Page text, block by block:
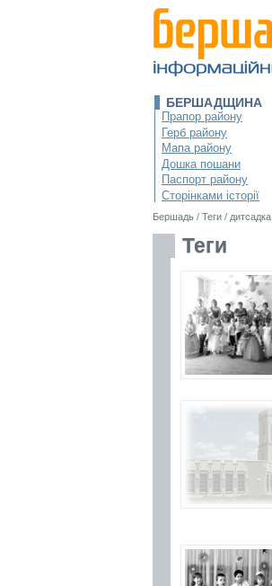
БЕРШАДЩИНА
Прапор району
Герб району
Мапа району
Дошка пошани
Паспорт району
Сторінками історії
Бершадь / Теги / дитсадка
Теги